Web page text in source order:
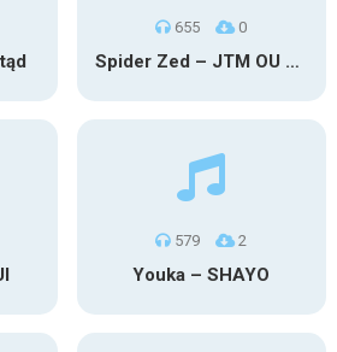
655 0
Spider Zed – JTM OU TG
579 2
Youka – SHAYO